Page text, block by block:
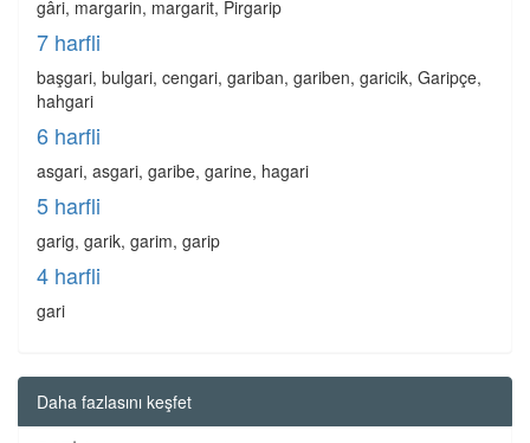
gâri, margarin, margarit, Pirgarip
7 harfli
başgari, bulgari, cengari, gariban, gariben, garicik, Garipçe,
hahgari
6 harfli
asgari, asgari, garibe, garine, hagari
5 harfli
garig, garik, garim, garip
4 harfli
gari
Daha fazlasını keşfet